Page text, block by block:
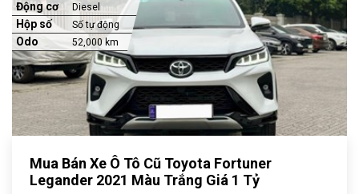
Động cơ Diesel
Hộp số Số tự động
Odo 52,000 km
Mua Bán Xe Ô Tô Cũ Toyota Fortuner
Legander 2021 Màu Trắng Giá 1 Tỷ